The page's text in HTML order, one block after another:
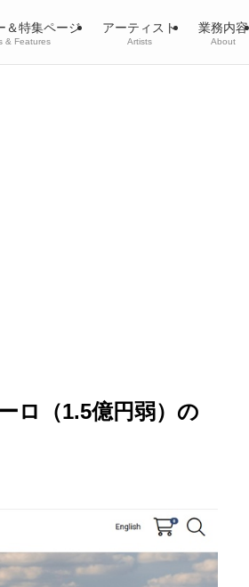
＆特集ページ
& Features
アーティスト
Artists
業務内容
About
ロ（1.5億円弱）の